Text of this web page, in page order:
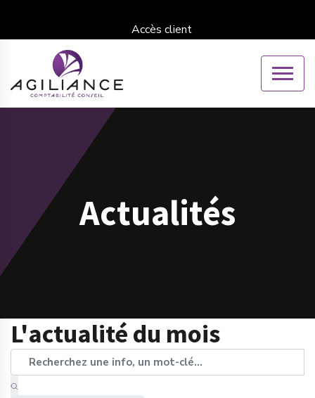
Accès client
Actualités
L'actualité du mois